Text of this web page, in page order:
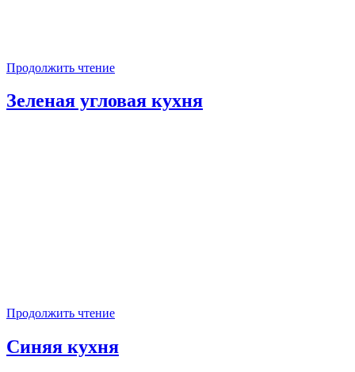
Продолжить чтение
Зеленая угловая кухня
Продолжить чтение
Синяя кухня